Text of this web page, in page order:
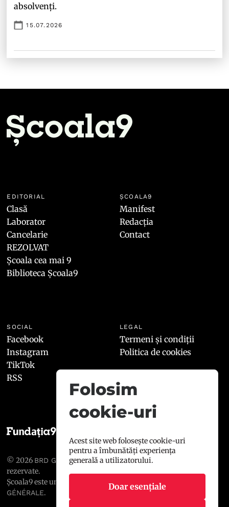
absolvenți.
15.07.2026
EDITORIAL
Clasă
Laborator
Cancelarie
REZOLVAT
Școala cea mai 9
Biblioteca Școala9
ȘCOALA9
Manifest
Redacția
Contact
SOCIAL
Facebook
Instagram
TikTok
RSS
LEGAL
Termeni și condiții
Politica de cookies
© 2026 BRD GROUPE SOCIÉTÉ GÉNÉRALE
rezervate.
Școala9 este un proiect susținut de
BRD GROUPE SOCIÉTÉ
GÉNÉRALE.
Folosim
cookie-uri
Acest site web folosește cookie-uri
pentru a îmbunătăți experiența
generală a utilizatorului.
Doar esențiale